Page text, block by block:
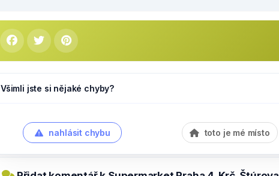
Všimli jste si nějaké chyby?
nahlásit chybu toto je mé místo